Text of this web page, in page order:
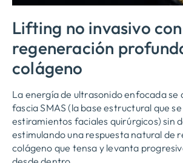
Lifting no invasivo con
regeneración
colágeno
La energía de ultrasonido enfocada se
fascia SMAS (la base estructural que
estiramientos faciales quirúrgicos) sin
estimulando una respuesta natural de
colágeno que tensa y levanta